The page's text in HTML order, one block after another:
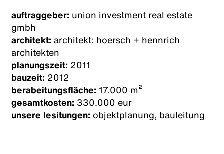
auftraggeber: union investment real estate
gmbh
architekt: architekt: hoersch + hennrich
architekten
planungszeit: 2011
bauzeit: 2012
berabeitungsfläche: 17.000 m²
gesamtkosten: 330.000 eur
unsere lesitungen: objektplanung, bauleitung